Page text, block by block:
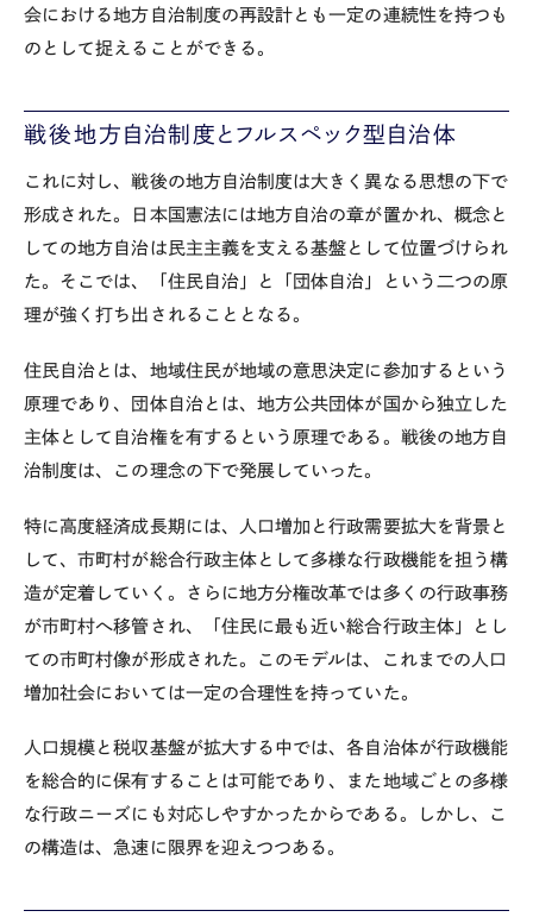
会における地方自治制度の再設計とも一定の連続性を持つも
のとして捉えることができる。
戦後地方自治制度とフルスペック型自治体
これに対し、戦後の地方自治制度は大きく異なる思想の下で
形成された。日本国憲法には地方自治の章が置かれ、概念と
しての地方自治は民主主義を支える基盤として位置づけられ
た。そこでは、「住民自治」と「団体自治」という二つの原
理が強く打ち出されることとなる。
住民自治とは、地域住民が地域の意思決定に参加するという
原理であり、団体自治とは、地方公共団体が国から独立した
主体として自治権を有するという原理である。戦後の地方自
治制度は、この理念の下で発展していった。
特に高度経済成長期には、人口増加と行政需要拡大を背景と
して、市町村が総合行政主体として多様な行政機能を担う構
造が定着していく。さらに地方分権改革では多くの行政事務
が市町村へ移管され、「住民に最も近い総合行政主体」とし
ての市町村像が形成された。このモデルは、これまでの人口
増加社会においては一定の合理性を持っていた。
人口規模と税収基盤が拡大する中では、各自治体が行政機能
を総合的に保有することは可能であり、また地域ごとの多様
な行政ニーズにも対応しやすかったからである。しかし、こ
の構造は、急速に限界を迎えつつある。